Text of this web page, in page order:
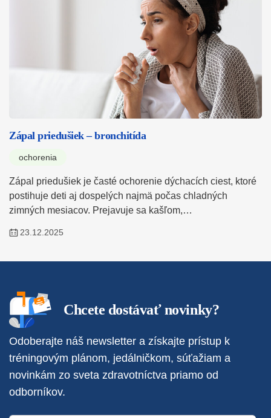
Zápal priedušiek – bronchitída
ochorenia
Zápal priedušiek je časté ochorenie dýchacích ciest, ktoré
postihuje deti aj dospelých najmä počas chladných
zimných mesiacov. Prejavuje sa kašľom,…
23.12.2025
Chcete dostávať novinky?
Odoberajte náš newsletter a získajte prístup k
tréningovým plánom, jedálničkom, súťažiam a
novinkám zo sveta zdravotníctva priamo od
odborníkov.